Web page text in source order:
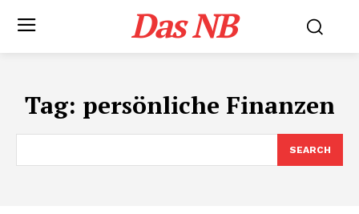
Das NB
Tag: persönliche Finanzen
SEARCH